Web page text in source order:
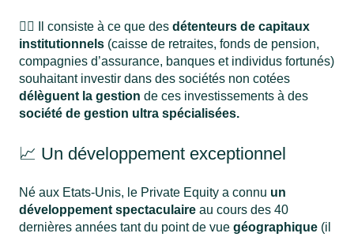
👉🏻 Il consiste à ce que des détenteurs de capitaux
institutionnels (caisse de retraites, fonds de pension,
compagnies d’assurance, banques et individus fortunés)
souhaitant investir dans des sociétés non cotées
délèguent la gestion de ces investissements à des
société de gestion ultra spécialisées.
📈 Un développement exceptionnel
Né aux Etats-Unis, le Private Equity a connu un
développement spectaculaire au cours des 40
dernières années tant du point de vue géographique (il